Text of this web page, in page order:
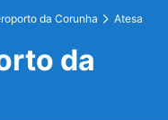
da Corunha Atesa
da